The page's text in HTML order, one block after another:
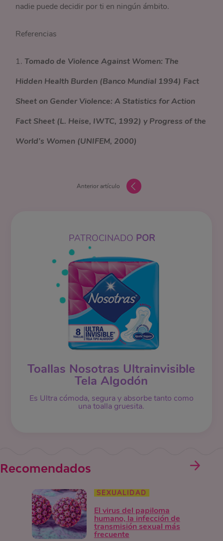
nadie puede decidir por ti en ningún ámbito.
Referencias
1. Tomado de Violence Against Women: The
Hidden Health Burden (Banco Mundial 1994) Fact
Sheet on Gender Violence: A Statistics for Action
Fact Sheet (L. Heise, IWTC, 1992) y Progress of the
World’s Women (UNIFEM, 2000)
Anterior artículo
PATROCINADO POR
Toallas Nosotras Ultrainvisible
Tela Algodón
Es Ultra cómoda, segura y absorbe tanto como
una toalla gruesita.
Recomendados
SEXUALIDAD
El virus del papiloma
humano, la infección de
transmisión sexual más
frecuente